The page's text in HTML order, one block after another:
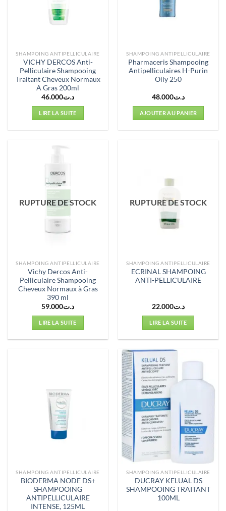
SHAMPOING ANTIPELLICULAIRE
VICHY DERCOS Anti-
Pelliculaire Shampooing
Traitant Cheveux Normaux
A Gras 200ml
د.ت46.000
LIRE LA SUITE
SHAMPOING ANTIPELLICULAIRE
Pharmaceris Shampooing
Antipelliculaires H-Purin
Oily 250
د.ت48.000
AJOUTER AU PANIER
RUPTURE DE STOCK
SHAMPOING ANTIPELLICULAIRE
Vichy Dercos Anti-
Pelliculaire Shampooing
Cheveux Normaux à Gras
390 ml
د.ت59.000
LIRE LA SUITE
RUPTURE DE STOCK
SHAMPOING ANTIPELLICULAIRE
ECRINAL SHAMPOING
ANTI-PELLICULAIRE
د.ت22.000
LIRE LA SUITE
SHAMPOING ANTIPELLICULAIRE
BIODERMA NODE DS+
SHAMPOOING
ANTIPELLICULAIRE
INTENSE, 125ML
SHAMPOING ANTIPELLICULAIRE
DUCRAY KELUAL DS
SHAMPOOING TRAITANT
100ML